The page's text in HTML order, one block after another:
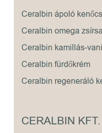
Ceralbin ápoló kenőcs
Ceralbin omega
Ceralbin kamillás-
Ceralbin fürdőkrém
Ceralbin regeneráló
CERALBIN KFT.